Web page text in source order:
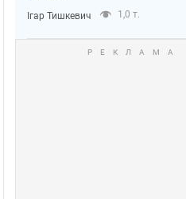
Ігар Тишкевич 1,0 т.